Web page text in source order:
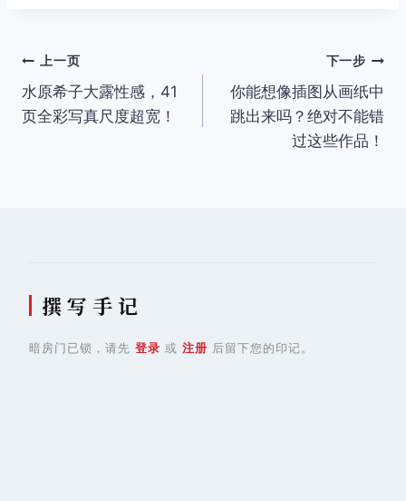
文
章
上一页
水原希子大露性感，41
页全彩写真尺度超宽！
下一步
你能想像插图从画纸中
跳出来吗？绝对不能错
过这些作品！
撰 写 手 记
暗房门已锁，请先 登录 或 注册 后留下您的印记。